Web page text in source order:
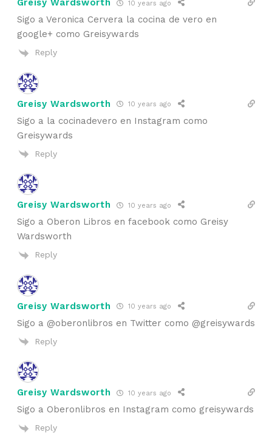
Greisy Wardsworth 10 years ago
Sigo a Veronica Cervera la cocina de vero en
google+ como Greisywards
Reply
Greisy Wardsworth 10 years ago
Sigo a la cocinadevero en Instagram como
Greisywards
Reply
Greisy Wardsworth 10 years ago
Sigo a Oberon Libros en facebook como Greisy
Wardsworth
Reply
Greisy Wardsworth 10 years ago
Sigo a @oberonlibros en Twitter como @greisywards
Reply
Greisy Wardsworth 10 years ago
Sigo a Oberonlibros en Instagram como greisywards
Reply